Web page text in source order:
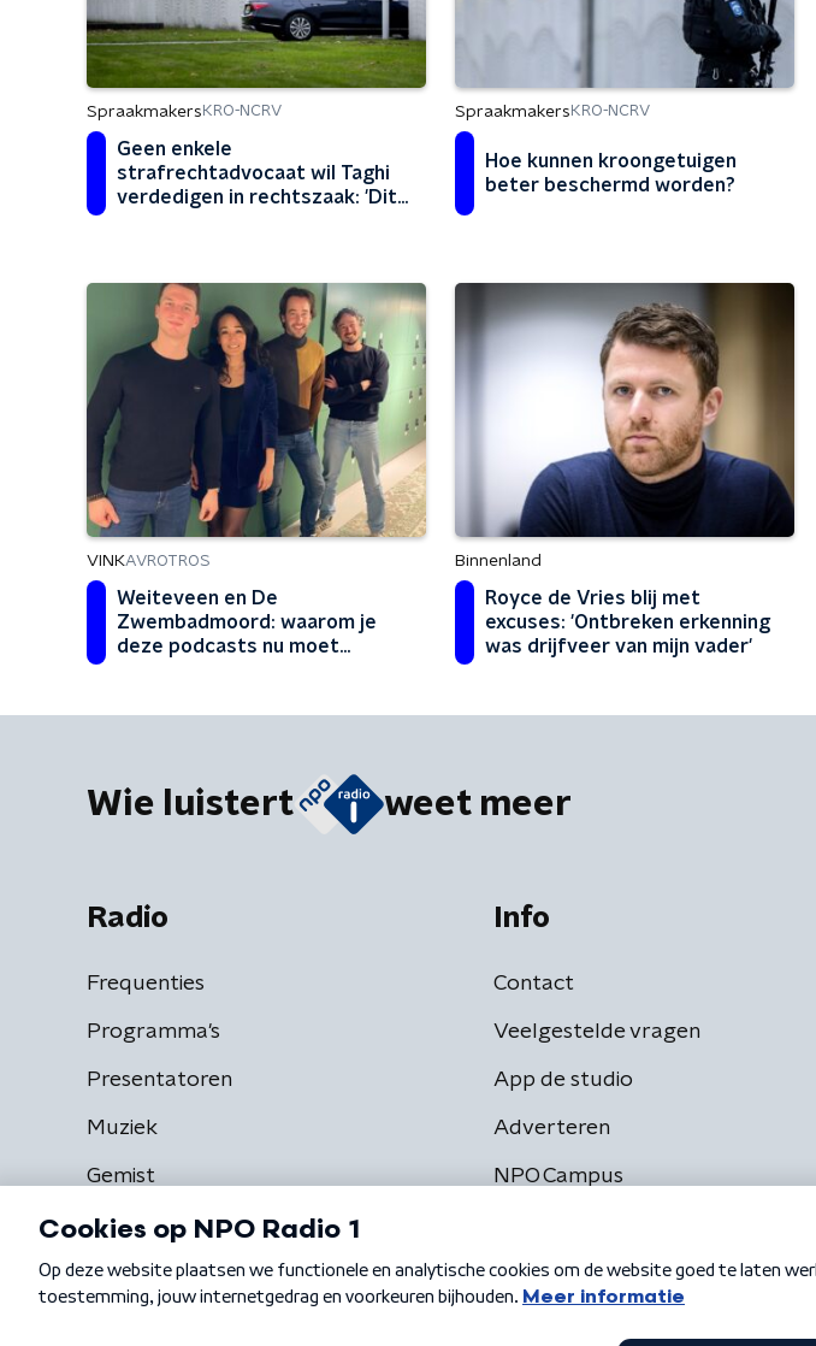
Spraakmakers KRO-NCRV
Geen enkele
strafrechtadvocaat wil Taghi
verdedigen in rechtszaak: 'Dit
Spraakmakers KRO-NCRV
Hoe kunnen kroongetuigen
beter beschermd worden?
VINKAVROTROS
Weiteveen en De
Zwembadmoord: waarom je
deze podcasts nu moet
Binnenland
Royce de Vries blij met
excuses: 'Ontbreken erkenning
was drijfveer van mijn vader'
Wie luistert weet meer
Radio
Frequenties
Programma's
Presentatoren
Muziek
Gemist
Info
Contact
Veelgestelde vragen
App de studio
Adverteren
NPO Campus
Algemene voorwaarden Privacybeleid